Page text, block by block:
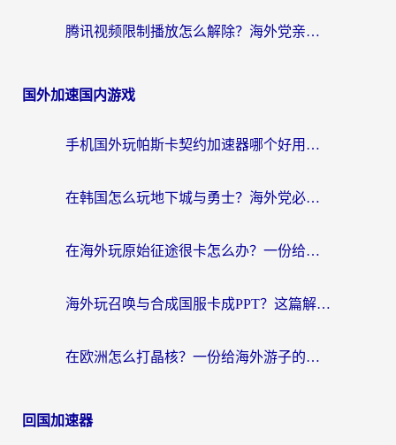
腾讯视频限制播放怎么解除？海外党亲测有效的回国加速指南
国外加速国内游戏
手机国外玩帕斯卡契约加速器哪个好用？海外党国服游戏之路的救星
在韩国怎么玩地下城与勇士？海外党必看的国服游戏加速全攻略
在海外玩原始征途很卡怎么办？一份给游子的终极指南
海外玩召唤与合成国服卡成PPT？这篇解决办法让你丝滑操作
在欧洲怎么打晶核？一份给海外游子的网络加速生存指南
回国加速器